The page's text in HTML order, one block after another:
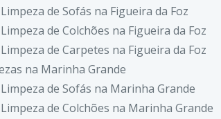
Limpeza de Sofás na Figueira da Foz
Limpeza de Colchões na Figueira da Foz
Limpeza de Carpetes na Figueira da Foz
na Marinha Grande
Limpeza de Sofás na Marinha Grande
Limpeza de Colchões na Marinha Grande